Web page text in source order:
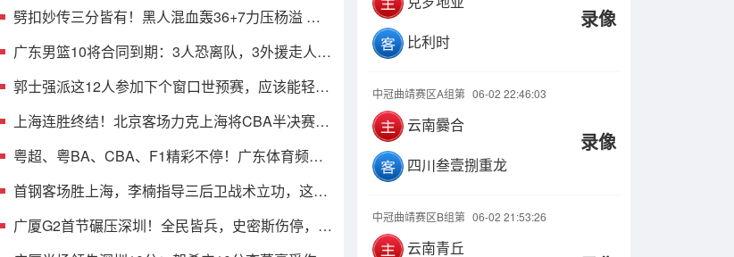
劈扣妙传三分皆有！黑人混血轰36+7力压杨溢 男
广东男篮10将合同到期：3人恐离队，3外援走人，
郭士强派这12人参加下个窗口世预赛，应该能轻松
上海连胜终结！北京客场力克上海将CBA半决赛大
粤超、粤BA、CBA、F1精彩不停！广东体育频道
首钢客场胜上海，李楠指导三后卫战术立功，这阵
广厦G2首节碾压深圳！全民皆兵，史密斯伤停，贺
比利时
录像
中冠曲靖赛区A组第 06-02 22:46:03
云南爨合
四川叁壹捌重龙
录像
中冠曲靖赛区B组第 06-02 21:53:26
云南青丘